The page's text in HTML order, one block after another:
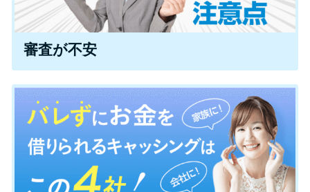
審査が不安な方向け
便利なコンテンツ
カードローン診断
カードローンQ&A
特集ページ
審査が不安